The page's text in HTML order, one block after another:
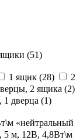
(51)
1 ящик (28)
2
2 ящика (2)
1 дверца (1)
«нейтральный
5 м, 12В, 4,8Вт\м